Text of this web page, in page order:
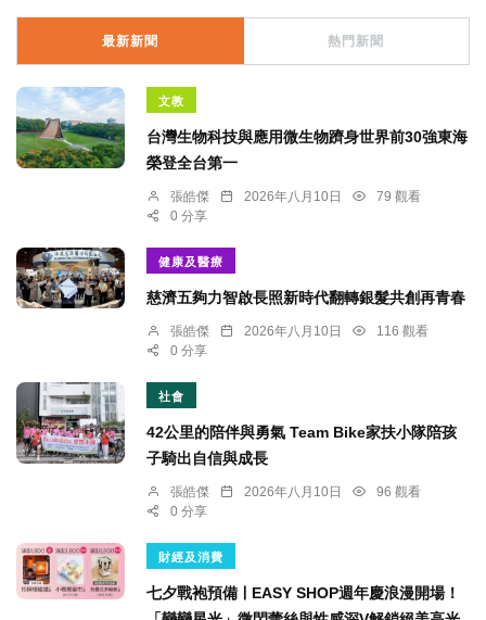
最新新聞 熱門新聞
文教
台灣生物科技與應用微生物躋身世界前30強東海
榮登全台第一
張皓傑 2026年八月10日
79 觀看
0 分享
健康及醫療
慈濟五夠力智啟長照新時代翻轉銀髮共創再青春
張皓傑 2026年八月10日
116 觀看
0 分享
社會
42公里的陪伴與勇氣 Team Bike家扶小隊陪孩
子騎出自信與成長
張皓傑 2026年八月10日
96 觀看
0 分享
財經及消費
七夕戰袍預備ￜEASY SHOP週年慶浪漫開場！